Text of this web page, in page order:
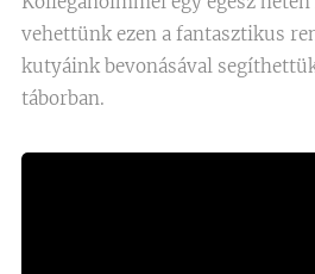
vehettünk ezen a fantasztikus
kutyáink bevonásával
táborban.